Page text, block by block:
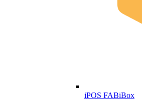
iPOS FABiBox